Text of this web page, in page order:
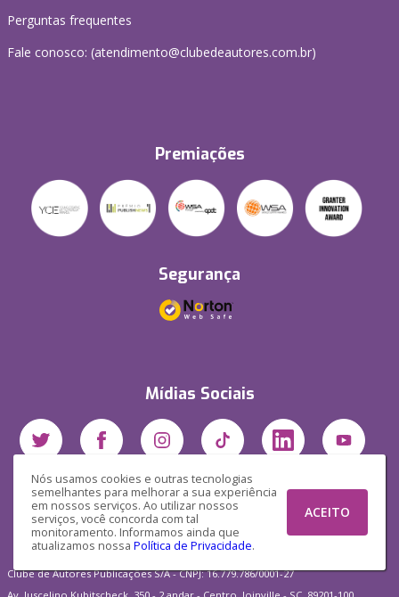
Nós usamos cookies e outras tecnologias
semelhantes para melhorar a sua experiência
em nossos serviços. Ao utilizar nossos
serviços, você concorda com tal
monitoramento. Informamos ainda que
atualizamos nossa Política de Privacidade.
ACEITO
Perguntas frequentes
Fale conosco: (atendimento@clubedeautores.com.br)
Premiações
Segurança
Mídias Sociais
Clube de Autores Publicações S/A - CNPJ: 16.779.786/0001-27